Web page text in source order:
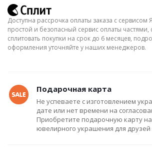
Доступна рассрочка оплаты заказа с сервисом
простой и безопасный сервис оплаты
сплитовать покупки на срок до 6 месяцев,
оформления уточняйте у наших менеджеров.
Подарочная карта
Не успеваете с изготовлением
дате или нет времени на
Приобретите подарочную карту
ювелирного украшения для друзей